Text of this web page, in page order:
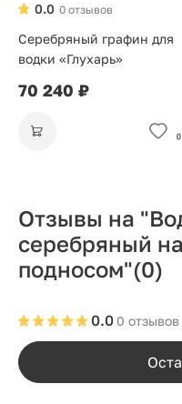
0 отзывов
0.0
Серебряный графин для
водки «Глухарь»
70 240 ₽
Отзывы на
серебряный
подносом"(0)
0 отзывов
0.0